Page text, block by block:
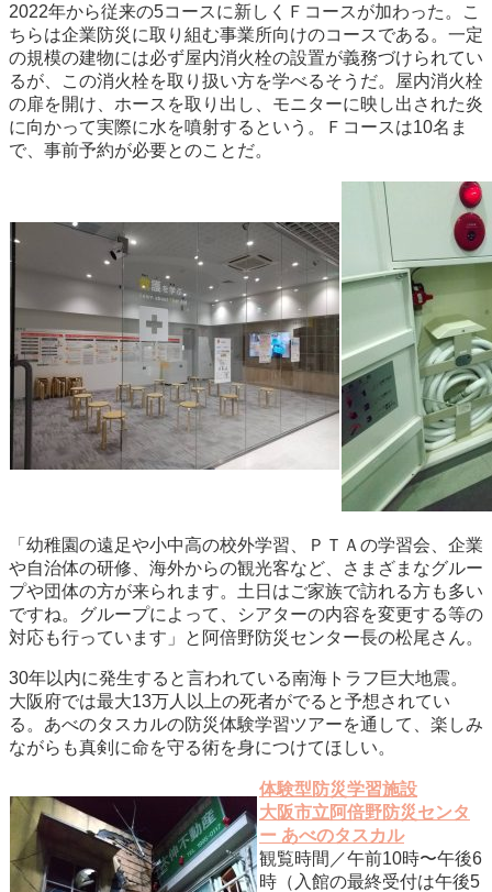
2022年から従来の5コースに新しくＦコースが加わった。こ
ちらは企業防災に取り組む事業所向けのコースである。一定
の規模の建物には必ず屋内消火栓の設置が義務づけられてい
るが、この消火栓を取り扱い方を学べるそうだ。屋内消火栓
の扉を開け、ホースを取り出し、モニターに映し出された炎
に向かって実際に水を噴射するという。Ｆコースは10名ま
で、事前予約が必要とのことだ。
「幼稚園の遠足や小中高の校外学習、ＰＴＡの学習会、企業
や自治体の研修、海外からの観光客など、さまざまなグルー
プや団体の方が来られます。土日はご家族で訪れる方も多い
ですね。グループによって、シアターの内容を変更する等の
対応も行っています」と阿倍野防災センター長の松尾さん。
30年以内に発生すると言われている南海トラフ巨大地震。
大阪府では最大13万人以上の死者がでると予想されてい
る。あべのタスカルの防災体験学習ツアーを通して、楽しみ
ながらも真剣に命を守る術を身につけてほしい。
体験型防災学習施設
大阪市立阿倍野防災センタ
ー あべのタスカル
観覧時間／午前10時〜午後6
時（入館の最終受付は午後5